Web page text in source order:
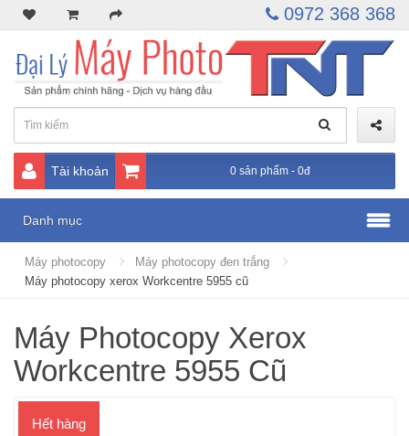
0972 368 368
Tài khoản 0 sản phẩm - 0đ
Danh mục
Máy photocopy
Máy photocopy đen trắng
Máy photocopy xerox Workcentre 5955 cũ
Máy Photocopy Xerox
Workcentre 5955 Cũ
Hết hàng